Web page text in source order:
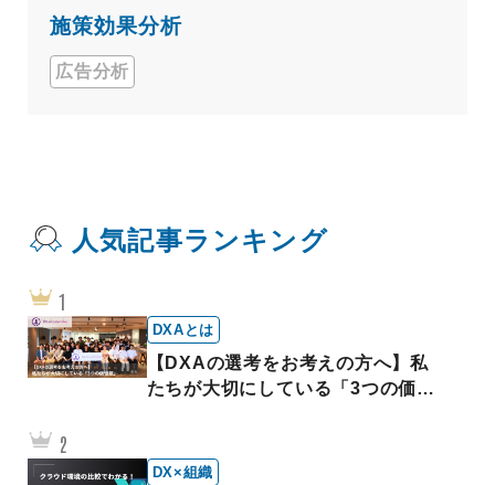
人気記事ランキング
DXAとは
【DXAの選考をお考えの方へ】私
たちが大切にしている「3つの価値
DX×組織
施策効果分析
広告分析